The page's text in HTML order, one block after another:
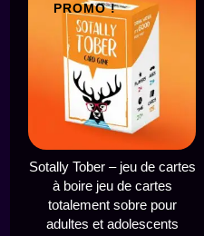
PROMO !
Sotally Tober – jeu de cartes
à boire jeu de cartes
totalement sobre pour
adultes et adolescents